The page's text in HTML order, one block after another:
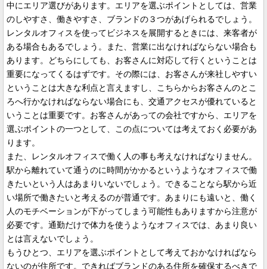
中にエリア選びがあります。エリアを選ぶポイントとしては、営業
のしやすさ、働きやすさ、ブランドの３つがあげられるでしょう。
レンタルオフィスを使ってビジネスを展開するときには、来客者が
ある場合もあるでしょう。また、営業に出なければならない場合も
あります。どちらにしても、お客さんに対応して行くということは
重要になってくるはずです。その際には、お客さんが来社しやすい
ということは大きな利点と言えますし、こちらからお客さんのとこ
ろへ行かなければならない場合にも、交通アクセスが優れていると
いうことは重要です。お客さんがあっての会社ですから、エリアを
選ぶポイントの一つとして、この点については考えておく必要があ
ります。
また、レンタルオフィスで働く人の事も考えなければなりません。
駅から離れていて通うのに時間がかかるというようなオフィスで働
きたいという人はあまりいないでしょう。できることなら駅から近
い場所で働きたいと考えるのが普通です。あまりにも遠いと、働く
人のモチベーションが下がってしまう可能性もありますから注意が
必要です。通勤だけで体力を使うようなオフィスでは、あまり良い
とは言えないでしょう。
もうひとつ、エリアを選ぶポイントとして考えておかなければなら
ないのが住所です。できればブランドのある住所を確保するべきで